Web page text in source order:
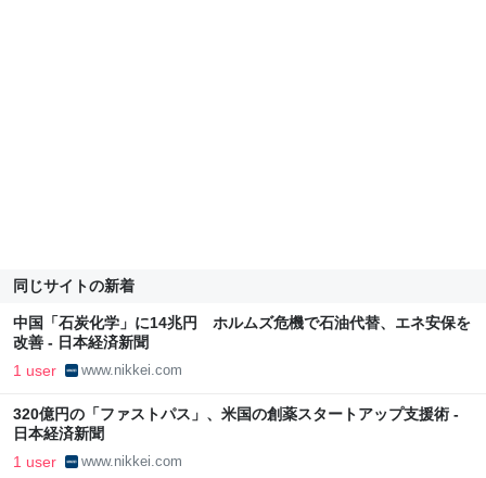
同じサイトの新着
中国「石炭化学」に14兆円 ホルムズ危機で石油代替、エネ安保を
改善 - 日本経済新聞
1 user www.nikkei.com
320億円の「ファストパス」、米国の創薬スタートアップ支援術 -
日本経済新聞
1 user www.nikkei.com